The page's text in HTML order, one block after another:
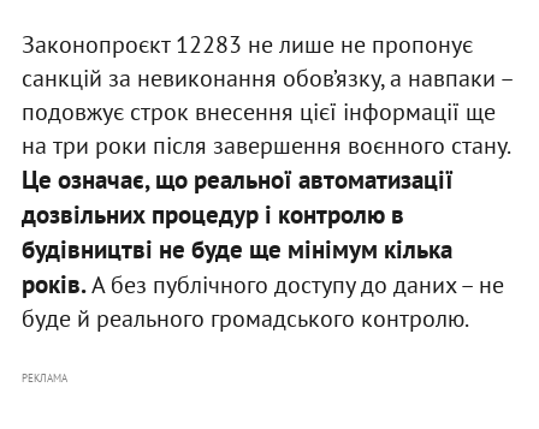
Законопроєкт 12283 не лише не пропонує
санкцій за невиконання обов’язку, а навпаки –
подовжує строк внесення цієї інформації ще
на три роки після завершення воєнного стану.
Це означає, що реальної автоматизації
дозвільних процедур і контролю в
будівництві не буде ще мінімум кілька
років.А без публічного доступу до даних – не
буде й реального громадського контролю.
РЕКЛАМА